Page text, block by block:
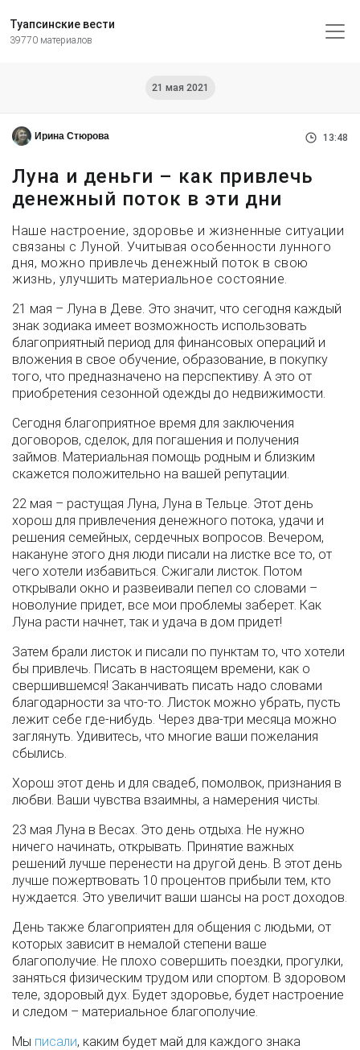
Туапсинские вести
39770 материалов
21 мая 2021
Ирина Стюрова 13:48
Луна и деньги – как привлечь
денежный поток в эти дни
Наше настроение, здоровье и жизненные ситуации
связаны с Луной. Учитывая особенности лунного
дня, можно привлечь денежный поток в свою
жизнь, улучшить материальное состояние.
21 мая – Луна в Деве. Это значит, что сегодня каждый
знак зодиака имеет возможность использовать
благоприятный период для финансовых операций и
вложения в свое обучение, образование, в покупку
того, что предназначено на перспективу. А это от
приобретения сезонной одежды до недвижимости.
Сегодня благоприятное время для заключения
договоров, сделок, для погашения и получения
займов. Материальная помощь родным и близким
скажется положительно на вашей репутации.
22 мая – растущая Луна, Луна в Тельце. Этот день
хорош для привлечения денежного потока, удачи и
решения семейных, сердечных вопросов. Вечером,
накануне этого дня люди писали на листке все то, от
чего хотели избавиться. Сжигали листок. Потом
открывали окно и развеивали пепел со словами –
новолуние придет, все мои проблемы заберет. Как
Луна расти начнет, так и удача в дом придет!
Затем брали листок и писали по пунктам то, что хотели
бы привлечь. Писать в настоящем времени, как о
свершившемся! Заканчивать писать надо словами
благодарности за что-то. Листок можно убрать, пусть
лежит себе где-нибудь. Через два-три месяца можно
заглянуть. Удивитесь, что многие ваши пожелания
сбылись.
Хорош этот день и для свадеб, помолвок, признания в
любви. Ваши чувства взаимны, а намерения чисты.
23 мая Луна в Весах. Это день отдыха. Не нужно
ничего начинать, открывать. Принятие важных
решений лучше перенести на другой день. В этот день
лучше пожертвовать 10 процентов прибыли тем, кто
нуждается. Это увеличит ваши шансы на рост доходов.
День также благоприятен для общения с людьми, от
которых зависит в немалой степени ваше
благополучие. Не плохо совершить поездки, прогулки,
заняться физическим трудом или спортом. В здоровом
теле, здоровый дух. Будет здоровье, будет настроение
и следом – материальное благополучие.
Мы писали, каким будет май для каждого знака